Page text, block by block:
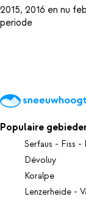
2015, 2016 en nu
Populaire
Serfaus - Fiss -
Dévoluy
Koralpe
Lenzerheide -